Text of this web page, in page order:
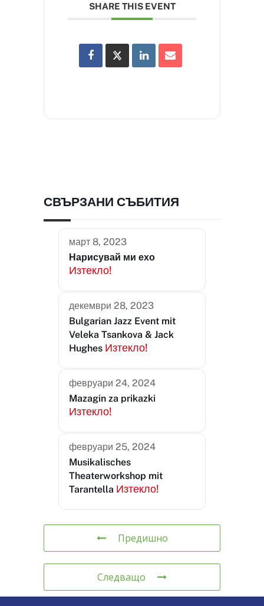
SHARE THIS EVENT
СВЪРЗАНИ СЪБИТИЯ
март 8, 2023
Нарисувай ми ехо
Изтекло!
декември 28, 2023
Bulgarian Jazz Event mit
Veleka Tsankova & Jack
Hughes Изтекло!
февруари 24, 2024
Mazagin za prikazki
Изтекло!
февруари 25, 2024
Musikalisches
Theaterworkshop mit
Tarantella Изтекло!
Предишно
Следващо